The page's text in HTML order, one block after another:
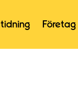
tidning Företag